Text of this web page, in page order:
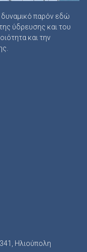
δυναμικό παρόν εδώ
ύδρευσης και του
και την
Ηλιούπολη